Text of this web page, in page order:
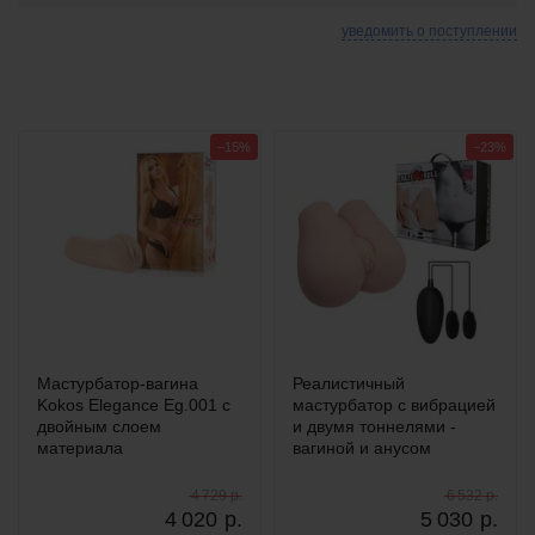
уведомить о поступлении
Мастурбатор-вагина
Kokos Elegance Eg.001 с
двойным слоем
материала
4 020 р.
4 729 р.
−15%
Реалистичный
мастурбатор с вибрацией
и двумя тоннелями -
вагиной и анусом
5 030 р.
6 532 р.
−23%